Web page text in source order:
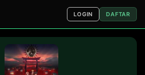
LOGIN DAFTAR